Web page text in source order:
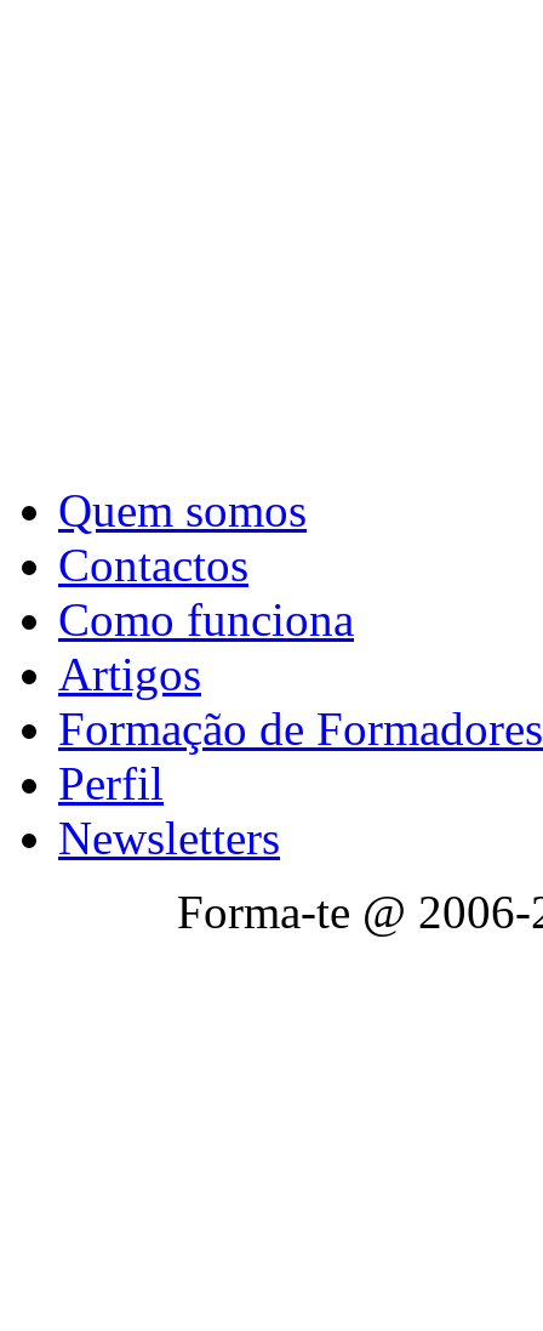
Quem somos
Contactos
Como funciona
Artigos
Formação de Formadores
Perfil
Newsletters
Forma-te @